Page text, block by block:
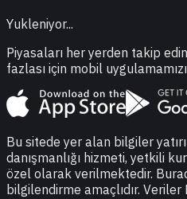
Yukleniyor...
Piyasaları her yerden takip
fazlası için mobil
Bu sitede yer alan bilgiler
danışmanlığı hizmeti, yetkili
özel olarak verilmektedir.
bilgilendirme amaçlıdır. Veriler